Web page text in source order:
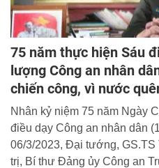
75 năm thực hiện Sáu
lượng Công an nhân
chiến công, vì nước
Nhân kỷ niệm 75 năm Ngày
điều dạy Công an nhân dân
06/3/2023, Đại tướng, GS.TS
trị, Bí thư Đảng ủy Công an